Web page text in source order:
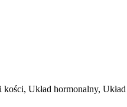
Układ hormonalny, Układ